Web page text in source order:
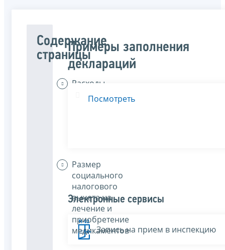
Содержание
страницы
Расходы,
включаемые
в состав
Размер
социального
налогового
вычета на
лечение и
приобретение
медикаментов
Примеры заполнения
деклараций
Посмотреть
Электронные сервисы
Запись на прием в инспекцию